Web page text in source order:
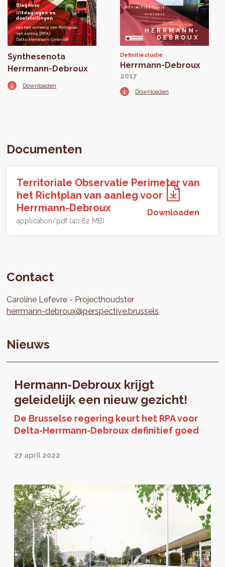
Synthesenota
Herrmann-Debroux
Downloaden
Definitiestudie
Herrmann-Debroux
2017
Downloaden
Documenten
Territoriale Observatie Perimeter van
het Richtplan van aanleg voor
Herrmann-Debroux
application/pdf (40.62 MB)
Downloaden
Contact
Caroline Lefevre
Projecthoudster
herrmann-debroux@perspective.brussels
Nieuws
Hermann-Debroux krijgt
geleidelijk een nieuw gezicht!
De Brusselse regering keurt het RPA voor
Delta-Herrmann-Debroux definitief goed
27 april 2022